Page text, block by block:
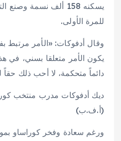
يسكنه 158 ألف نسمة
للمرة الأولى.
وقال أدفوكات: «الأمر مرتبط
يكون الأمر متعلقا بسني، في
دائماً متحكمة، لا أحب ذلك
ديك أدفوكات مدرب منتخب
(أ.ف.ب)
ورغم سعادة وفخر كوراساو